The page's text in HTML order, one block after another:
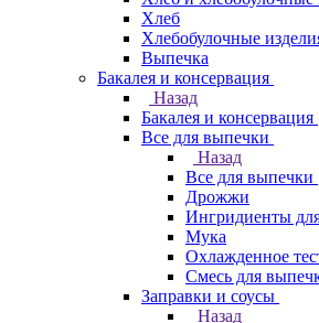
Хлеб
Хлебобулочные
Выпечка
Бакалея и консервация
Назад
Бакалея и консервация
Все для выпечки
Назад
Все для выпечки
Дрожжи
Ингридиенты
Мука
Охлажденное
Смесь для
Заправки и соусы
Назад